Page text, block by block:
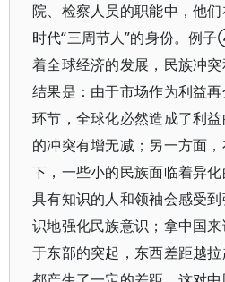
院、检察人员的职能中，他
时代“三周节人”的身份。例
着全球经济的发展，民族冲
结果是：由于市场作为利益
环节，全球化必然造成了利
的冲突有增无减；另一方面
下，一些小的民族面临着异
具有知识的人和领袖会感受
识地强化民族意识；拿中国
于东部的突起，东西差距越